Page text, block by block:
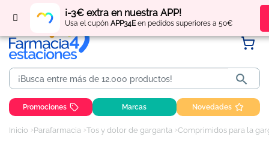
¡-3€ extra en nuestra APP!
Usa el cupón APP34Een pedidos superiores a 50€
Regístratey obtén puntos por tus compras

Promociones Marcas Novedades
Inicio Parafarmacia Tos y dolor de garganta Comprimidos para la